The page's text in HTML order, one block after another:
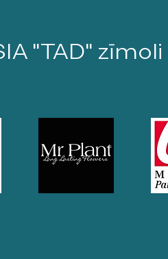
"TAD" zīmoli